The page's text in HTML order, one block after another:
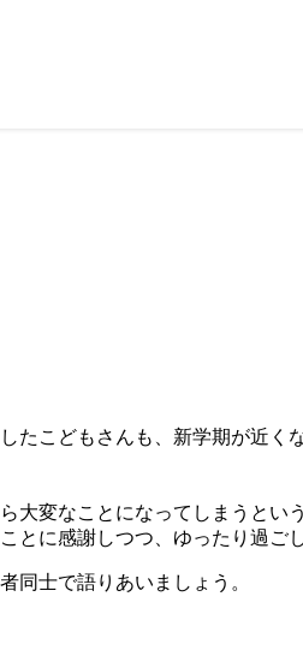
こどもさんも、新学期が近く
変なことになってしまうとい
に感謝しつつ、ゆったり過ごし
士で語りあいましょう。